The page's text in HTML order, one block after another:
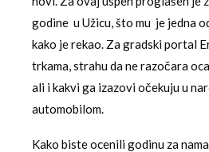
godine u Užicu, što mu je jedna
kako je rekao. Za gradski portal
trkama, strahu da ne razočara
ali i kakvi ga izazovi očekuju u
automobilom.
Kako biste ocenili godinu za